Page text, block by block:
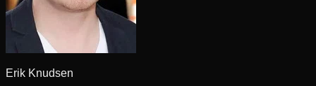
Erik Knudsen